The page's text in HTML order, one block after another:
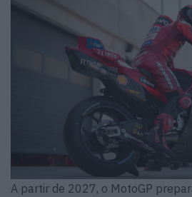
A partir de 2027, o MotoGP